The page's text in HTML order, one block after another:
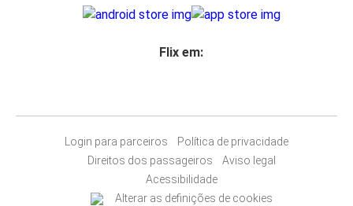
Flix em:
Login para parceiros
Política de privacidade
Direitos dos passageiros
Aviso legal
Acessibilidade
Alterar as definições de cookies